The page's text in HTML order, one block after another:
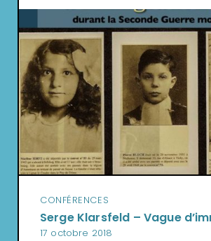
CONFÉRENCES
Serge Klarsfeld – Vague
17 octobre 2018